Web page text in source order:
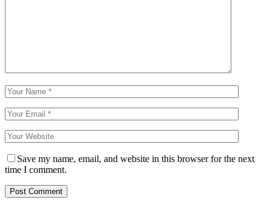
Save my name, email, and website in this browser for the next
time I comment.